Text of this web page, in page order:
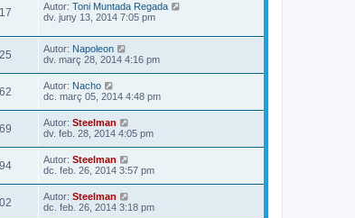
Autor: Toni Muntada Regada
dv. juny 13, 2014 7:05 pm
Autor: Napoleon
dv. març 28, 2014 4:16 pm
Autor: Nacho
dc. març 05, 2014 4:48 pm
Autor: Steelman
dv. feb. 28, 2014 4:05 pm
Autor: Steelman
dc. feb. 26, 2014 3:57 pm
Autor: Steelman
dc. feb. 26, 2014 3:18 pm